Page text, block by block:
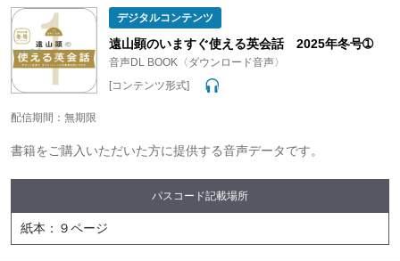
デジタルコンテンツ
遠山顕のいますぐ使える英会話 2025年冬号➀
音声DL BOOK〈ダウンロード音声〉
[コンテンツ形式]
配信期間：無期限
書籍をご購入いただいた方に提供する音声データです。
パスコード記載場所
紙本：９ページ